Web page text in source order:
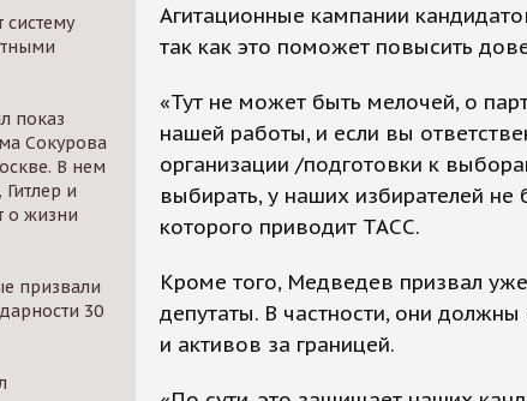
систему
показ
Сокурова
В нем
и
о жизни
призвали
30
Агитационные кампании
так как это поможет повысить
«Тут не может быть мелочей, о
нашей работы, и если вы
организации /подготовки к
выбирать, у наших избирателей не
которого приводит ТАСС.
Кроме того, Медведев призвал
депутаты. В частности, они
и активов за границей.